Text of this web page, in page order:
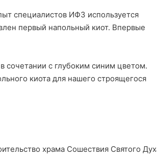
специалистов ИФЗ используется
первый напольный киот. Впервые
с глубоким синим цветом.
киота для нашего строящегося
храма Сошествия Святого